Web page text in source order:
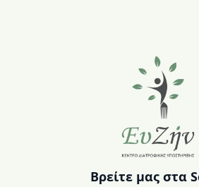
Βρείτε μας στα